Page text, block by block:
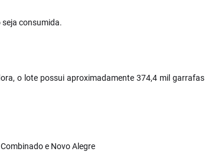
seja consumida.
o lote possui aproximadamente 374,4 mil garrafas
e Novo Alegre